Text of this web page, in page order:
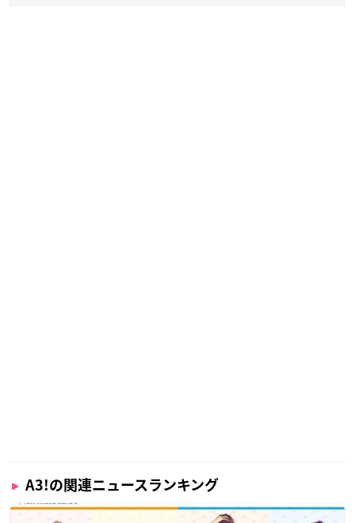
A3!の関連ニュースランキング